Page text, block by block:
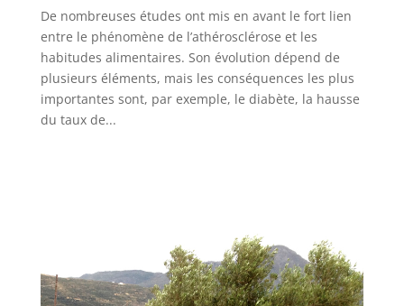
De nombreuses études ont mis en avant le fort lien
entre le phénomène de l’athérosclérose et les
habitudes alimentaires. Son évolution dépend de
plusieurs éléments, mais les conséquences les plus
importantes sont, par exemple, le diabète, la hausse
du taux de...